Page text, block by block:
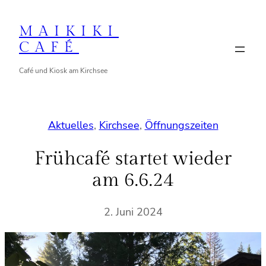
Inhalt
springen
MAIKIKI
CAFÉ
Café und Kiosk am Kirchsee
Aktuelles, Kirchsee, Öffnungszeiten
Frühcafé startet wieder
am 6.6.24
2. Juni 2024